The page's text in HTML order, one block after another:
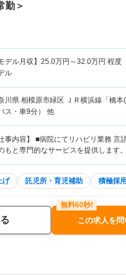
勤＞
デル月収】 25.0万円～32.0万円 程度
ル
川県 相模原市緑区 ＪＲ横浜線「橋
バス・車9分） 他
仕事内容】 ■病院にてリハビリ業務
もと専門的なサービスを提供しま
げ 託児所・育児補助 積極採
この求人を